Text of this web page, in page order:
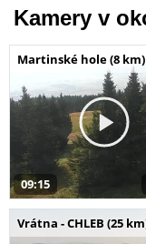
Kamery v
Martinské hole (8 km)
09:15
Vrátna - CHLEB (25